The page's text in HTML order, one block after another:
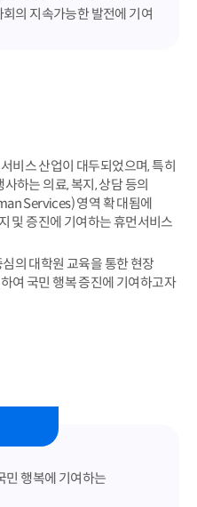
의 지속가능한 발전에 기여
비스 산업이 대두되었으며, 특히
하는 의료, 복지, 상담 등의
Services) 영역 확 대됨에
및 증진에 기여하는 휴먼서비스
의 대학원 교육을 통한 현장
여 국민 행복 증진에 기여하고자
민 행복에 기여하는